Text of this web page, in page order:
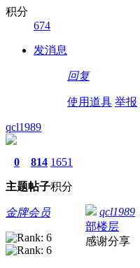
积分
674
发消息
回复
使用道具 举报
qcl1989
0
主题
814
帖子
1651
积分
金牌会员 qcl1989
部楼层
感谢分享